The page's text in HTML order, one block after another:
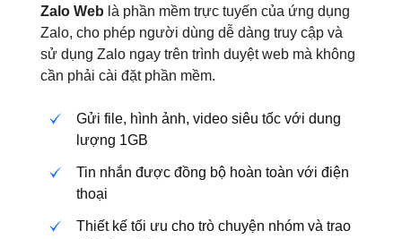
Zalo Web là phần mềm trực tuyến của ứng dụng
Zalo, cho phép người dùng dễ dàng truy cập và
sử dụng Zalo ngay trên trình duyệt web mà không
cần phải cài đặt phần mềm.
Gửi file, hình ảnh, video siêu tốc với dung
lượng 1GB
Tin nhắn được đồng bộ hoàn toàn với điện
thoại
Thiết kế tối ưu cho trò chuyện nhóm và trao